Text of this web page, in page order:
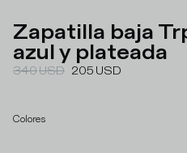
Zapatilla baja
azul y plateada
340USD 205 USD
Colores